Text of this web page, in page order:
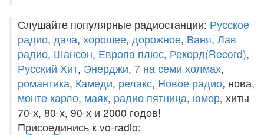
Слушайте популярные радиостанции: Русское
радио, дача, хорошее, дорожное, Ваня, Лав
радио, Шансон, Европа плюс, Рекорд(Record),
Русский Хит, Энерджи, 7 на семи холмах,
романтика, Камеди, релакс, Новое радио, нова,
монте карло, маяк, радио пятница, юмор, хиты
70-х, 80-х, 90-х и 2000 годов!
Присоединись к vo-radio: